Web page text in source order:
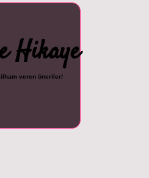
Hikaye
veren öneriler!